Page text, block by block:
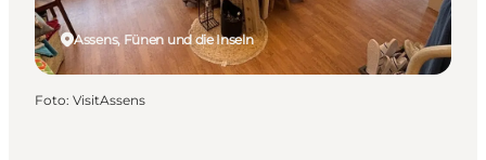
Assens, Fünen und die Inseln
Foto: VisitAssens